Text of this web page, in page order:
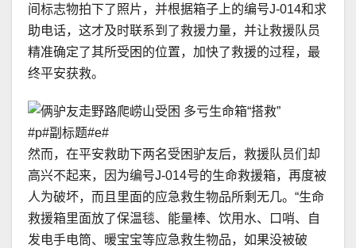
间标志物拍下了照片，并根据箱子上的编号J-014和求
助电话，这才及时联系到了救援力量，并让救援队员
精准确定了其所受困的位置，加快了救援的过程，最
终平安获救。
#p#副标题#e#
然而，在平安救助下两名受困驴友后，救援队员们却
高兴不起来，因为编号J-014号的生命救援箱，再度被
人为破坏，而且里面的应急救生物品所剩无几。“生命
救援箱里面放了保温毯、能量棒、饮用水、口哨、自
发电手电筒、暖宝宝等应急救生物品，如果没被破